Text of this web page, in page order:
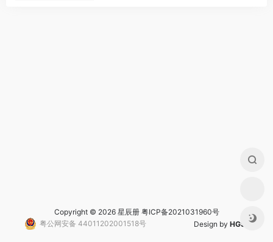
Copyright © 2026 星辰册 粤ICP备2021031960号
粤公网安备 44011202001518号Design by HGS